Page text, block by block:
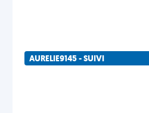
AURELIE9145 - SUIVI